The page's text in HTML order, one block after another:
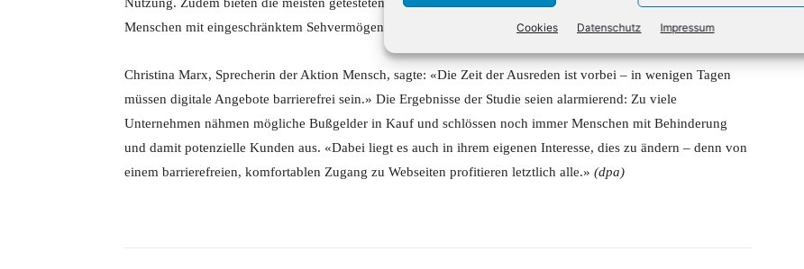
Cookies Datenschutz Impressum
Menschen mit eingeschränktem Sehvermögen, das aktuell ausgewählte Element zu erkennen.
Christina Marx, Sprecherin der Aktion Mensch, sagte: «Die Zeit der Ausreden ist vorbei – in wenigen Tagen
müssen digitale Angebote barrierefrei sein.» Die Ergebnisse der Studie seien alarmierend: Zu viele
Unternehmen nähmen mögliche Bußgelder in Kauf und schlössen noch immer Menschen mit Behinderung
und damit potenzielle Kunden aus. «Dabei liegt es auch in ihrem eigenen Interesse, dies zu ändern – denn von
einem barrierefreien, komfortablen Zugang zu Webseiten profitieren letztlich alle.» (dpa)